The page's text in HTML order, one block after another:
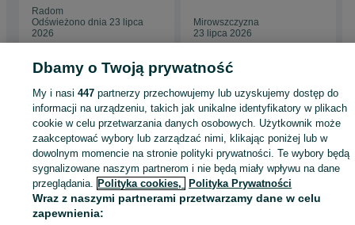
Radom
Odświeżono dnia 23 lipca
2026
Mirowszczyzna
23 lipca 2026
Łódzkie
Domki - Wieluń
KATEGORIA
ID:890384380 Wyświetlenia:
Dbamy o Twoją prywatność
My i nasi447 partnerzy przechowujemy lub uzyskujemy dostęp do
informacji na urządzeniu, takich jak unikalne identyfikatory w plikach
cookie w celu przetwarzania danych osobowych. Użytkownik może
zaakceptować wybory lub zarządzać nimi, klikając poniżej lub w
dowolnym momencie na stronie polityki prywatności. Te wybory będą
sygnalizowane naszym partnerom i nie będą miały wpływu na dane
przeglądania. Polityka cookies, Polityka Prywatności
Wraz z naszymi partnerami przetwarzamy dane w celu
zapewnienia: